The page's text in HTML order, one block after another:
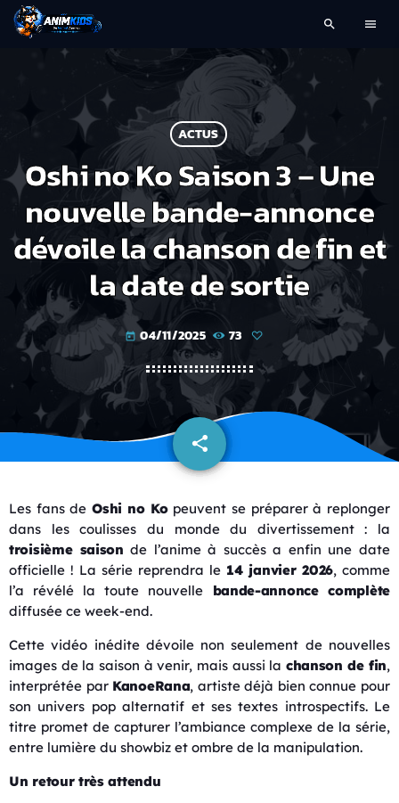
search menu
ACTUS
Oshi no Ko Saison 3 – Une
nouvelle bande-annonce
dévoile la chanson de fin et
la date de sortie
today 04/11/2025 73
share
email
Les fans deOshi no Kopeuvent se préparer à replonger
dans les coulisses du monde du divertissement : la
troisième saison de l’anime à succès a enfin une date
officielle ! La série reprendra le 14 janvier 2026, comme
l’a révélé la toute nouvelle bande-annonce complète
diffusée ce week-end.
Cette vidéo inédite dévoile non seulement de nouvelles
images de la saison à venir, mais aussi la chanson de fin,
interprétée par KanoeRana, artiste déjà bien connue pour
son univers pop alternatif et ses textes introspectifs. Le
titre promet de capturer l’ambiance complexe de la série,
entre lumière du showbiz et ombre de la manipulation.
Un retour très attendu